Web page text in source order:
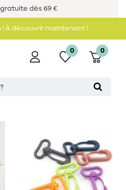
dès 69 €
! À découvrir maintenant !
0 0